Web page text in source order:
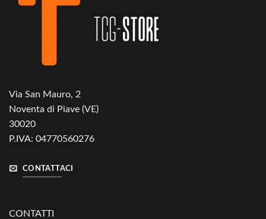
Via San Mauro, 2
Noventa di Piave (VE)
30020
P.IVA: 04770560276
CONTATTACI
CONTATTI